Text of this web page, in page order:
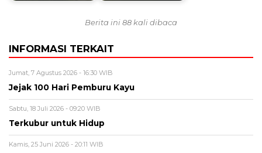
Berita ini 88 kali dibaca
INFORMASI TERKAIT
Jumat, 7 Agustus 2026 - 16:30 WIB
Jejak 100 Hari Pemburu Kayu
Sabtu, 18 Juli 2026 - 09:20 WIB
Terkubur untuk Hidup
Kamis, 25 Juni 2026 - 20:11 WIB